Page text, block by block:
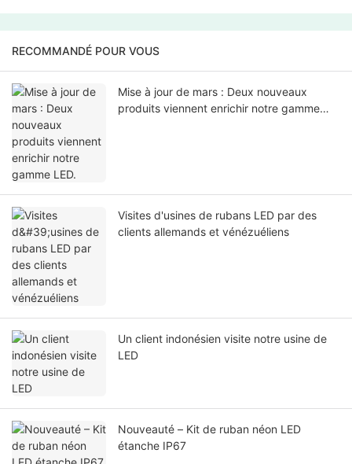
RECOMMANDÉ POUR VOUS
Mise à jour de mars : Deux nouveaux
produits viennent enrichir notre gamme
Visites d'usines de rubans LED par des
clients allemands et vénézuéliens
Un client indonésien visite notre usine de
LED
Nouveauté – Kit de ruban néon LED
étanche IP67